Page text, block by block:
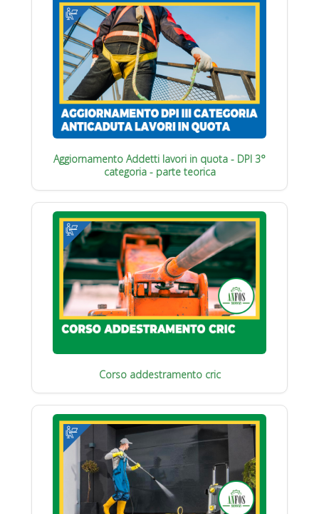
Aggiornamento Addetti lavori in quota - DPI 3°
categoria - parte teorica
Corso addestramento cric